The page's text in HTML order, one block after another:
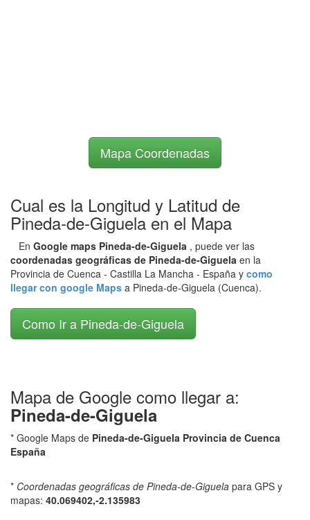
Mapa Coordenadas
Cual es la Longitud y Latitud de
Pineda-de-Giguela en el Mapa
En Google maps Pineda-de-Giguela , puede ver las
coordenadas geográficas de Pineda-de-Giguela en la
Provincia de Cuenca - Castilla La Mancha - España y como
llegar con google Maps a Pineda-de-Giguela (Cuenca).
Como Ir a Pineda-de-Giguela
Mapa de Google como llegar a:
Pineda-de-Giguela
* Google Maps de Pineda-de-Giguela Provincia de Cuenca
España
* Coordenadas geográficas de Pineda-de-Giguela para GPS y
mapas: 40.069402,-2.135983